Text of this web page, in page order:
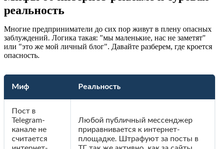
реальность
Многие предприниматели до сих пор живут в плену опасных
заблуждений. Логика такая: "мы маленькие, нас не заметят"
или "это же мой личный блог". Давайте разберем, где кроется
опасность.
Миф Реальность
Пост в
Telegram-
канале не
считается
Любой публичный мессенджер
приравнивается к интернет-
площадке. Штрафуют за посты в